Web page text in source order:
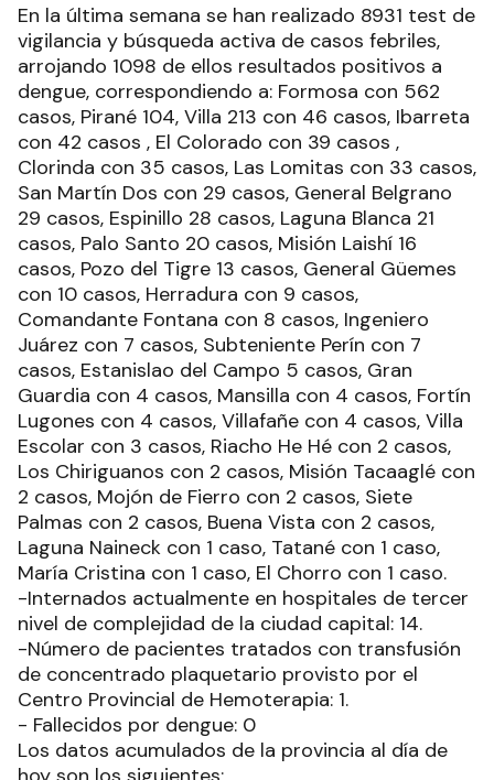
En la última semana se han realizado 8931 test de
vigilancia y búsqueda activa de casos febriles,
arrojando 1098 de ellos resultados positivos a
dengue, correspondiendo a: Formosa con 562
casos, Pirané 104, Villa 213 con 46 casos, Ibarreta
con 42 casos , El Colorado con 39 casos ,
Clorinda con 35 casos, Las Lomitas con 33 casos,
San Martín Dos con 29 casos, General Belgrano
29 casos, Espinillo 28 casos, Laguna Blanca 21
casos, Palo Santo 20 casos, Misión Laishí 16
casos, Pozo del Tigre 13 casos, General Güemes
con 10 casos, Herradura con 9 casos,
Comandante Fontana con 8 casos, Ingeniero
Juárez con 7 casos, Subteniente Perín con 7
casos, Estanislao del Campo 5 casos, Gran
Guardia con 4 casos, Mansilla con 4 casos, Fortín
Lugones con 4 casos, Villafañe con 4 casos, Villa
Escolar con 3 casos, Riacho He Hé con 2 casos,
Los Chiriguanos con 2 casos, Misión Tacaaglé con
2 casos, Mojón de Fierro con 2 casos, Siete
Palmas con 2 casos, Buena Vista con 2 casos,
Laguna Naineck con 1 caso, Tatané con 1 caso,
María Cristina con 1 caso, El Chorro con 1 caso.
-Internados actualmente en hospitales de tercer
nivel de complejidad de la ciudad capital: 14.
-Número de pacientes tratados con transfusión
de concentrado plaquetario provisto por el
Centro Provincial de Hemoterapia: 1.
- Fallecidos por dengue: 0
Los datos acumulados de la provincia al día de